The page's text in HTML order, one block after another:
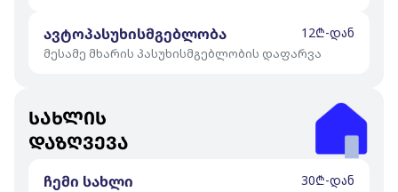
ავტოპასუხისმგებლობა 12₾-დან
მესამე მხარის პასუხისმგებლობის დაფარვა
სახლის
დაზღვევა
ჩემი სახლი
30₾-დან